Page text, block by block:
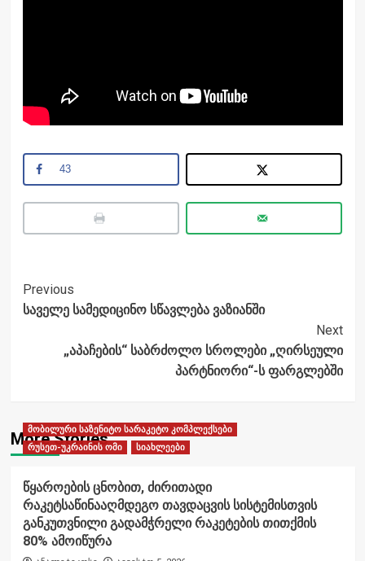
43
Post
Navigation
Previous
საველე სამედიცინო სწავლება ვაზიანში
Next
„აპაჩების“ საბრძოლო სროლები „ღირსეული
პარტნიორი“-ს ფარგლებში
More Stories
მობილური საზენიტო სარაკეტო კომპლექსები
რუსეთ-უკრაინის ომი
სიახლეები
წყაროების ცნობით, ძირითადი
რაკეტსაწინააღმდეგო თავდაცვის სისტემისთვის
განკუთვნილი გადამჭრელი რაკეტების თითქმის
80% ამოიწურა